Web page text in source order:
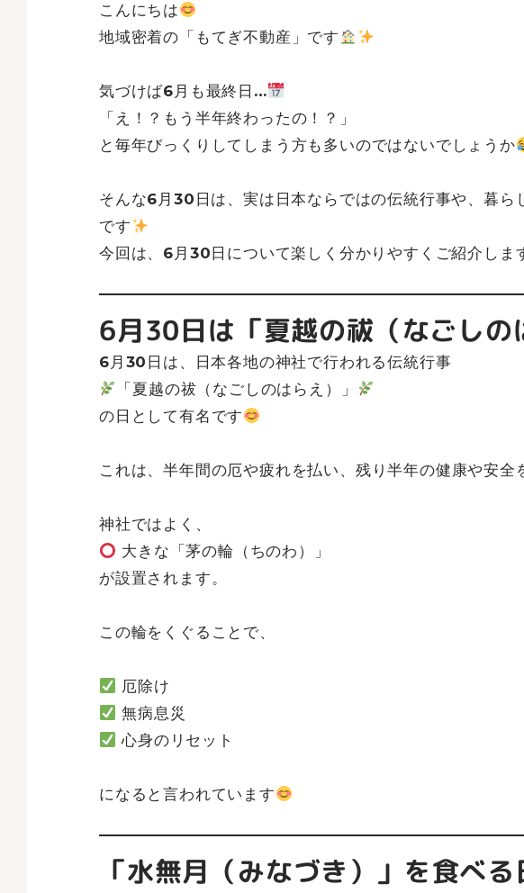
こんにちは
地域密着の「もてぎ不動産」です
気づけば6月も最終日…
「え！？もう半年終わったの！？」
と毎年びっくりしてしまう方も多いのではないでしょうか
そんな6月30日は、実は日本ならではの伝統行事や、暮ら
です
今回は、6月30日について楽しく分かりやすくご紹介しま
6月30日は「夏越の祓（なごしの
6月30日は、日本各地の神社で行われる伝統行事
「夏越の祓（なごしのはらえ）」
の日として有名です
これは、半年間の厄や疲れを払い、残り半年の健康や安全
神社ではよく、
大きな「茅の輪（ちのわ）」
が設置されます。
この輪をくぐることで、
厄除け
無病息災
心身のリセット
になると言われています
「水無月（みなづき）」を食べる